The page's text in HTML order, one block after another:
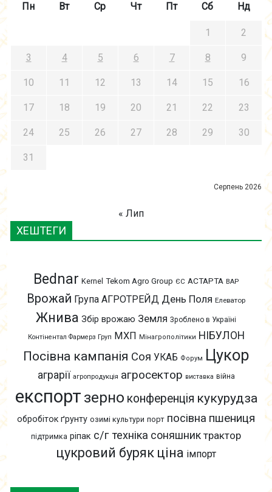
Серпень 2026
Пн Вт Ср Чт Пт Сб Нд
1 2
3 4 5 6 7 8 9
10 11 12 13 14 15 16
17 18 19 20 21 22 23
24 25 26 27 28 29 30
31
« Лип
ХЕШТЕГИ
Bednar Kernel Tekom Agro Group ЄС АСТАРТА ВАР
Врожай Група АГРОТРЕЙД День Поля Елеватор
Жнива Збір врожаю Земля Зроблено в Україні
Контінентал Фармерз Груп МХП Мінагрополітики НІБУЛОН
Посівна кампанія Соя УКАБ Форум Цукор
аграрії агропродукція агросектор виставка війна
експорт зерно конференція кукурудза
обробіток ґрунту озимі культури порт посівна пшениця
підтримка ріпак с/г техніка соняшник трактор
цукровий буряк ціна імпорт